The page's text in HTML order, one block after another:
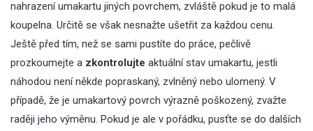
nahrazení umakartu jiných povrchem, zvláště pokud je to malá
koupelna. Určitě se však nesnažte ušetřit za každou cenu.
Ještě před tím, než se sami pustíte do práce, pečlivě
prozkoumejte a zkontrolujte aktuální stav umakartu, jestli
náhodou není někde popraskaný, zvlněný nebo ulomený. V
případě, že je umakartový povrch výrazně poškozený, zvažte
raději jeho výměnu. Pokud je ale v pořádku, pusťte se do dalších